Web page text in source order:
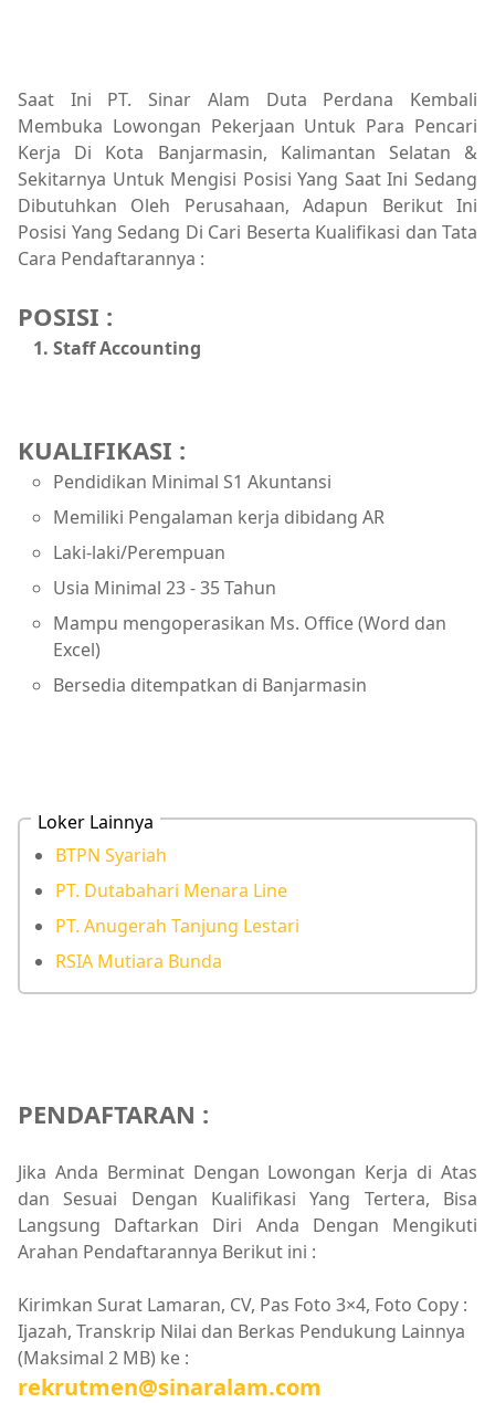
Saat Ini PT. Sinar Alam Duta Perdana Kembali
Membuka Lowongan Pekerjaan Untuk Para Pencari
Kerja Di Kota Banjarmasin, Kalimantan Selatan &
Sekitarnya Untuk Mengisi Posisi Yang Saat Ini Sedang
Dibutuhkan Oleh Perusahaan, Adapun Berikut Ini
Posisi Yang Sedang Di Cari Beserta Kualifikasi dan Tata
Cara Pendaftarannya :
POSISI :
Staff Accounting
KUALIFIKASI :
Pendidikan Minimal S1 Akuntansi
Memiliki Pengalaman kerja dibidang AR
Laki-laki/Perempuan
Usia Minimal 23 - 35 Tahun
Mampu mengoperasikan Ms. Office (Word dan
Excel)
Bersedia ditempatkan di Banjarmasin
Loker Lainnya
BTPN Syariah
PT. Dutabahari Menara Line
PT. Anugerah Tanjung Lestari
RSIA Mutiara Bunda
PENDAFTARAN :
Jika Anda Berminat Dengan Lowongan Kerja di Atas
dan Sesuai Dengan Kualifikasi Yang Tertera, Bisa
Langsung Daftarkan Diri Anda Dengan Mengikuti
Arahan Pendaftarannya Berikut ini :
Kirimkan Surat Lamaran, CV, Pas Foto 3×4, Foto Copy :
Ijazah, Transkrip Nilai dan Berkas Pendukung Lainnya
(Maksimal 2 MB) ke :
rekrutmen@sinaralam.com